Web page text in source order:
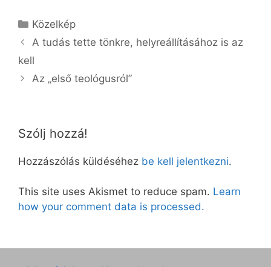
Kategória
Közelkép
A tudás tette tönkre, helyreállításához is az
kell
Az „első teológusról”
Szólj hozzá!
Hozzászólás küldéséhez be kell jelentkezni.
This site uses Akismet to reduce spam. Learn
how your comment data is processed.